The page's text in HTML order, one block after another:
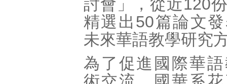
討會」，從近120
精選出50篇論文
未來華語教學研究
為了促進國際華